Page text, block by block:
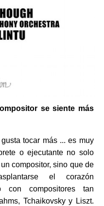
se siente más
tocar más ... es muy
o ejecutante no solo
compositor, sino que de
el corazón
con compositores tan
Tchaikovsky y Liszt.